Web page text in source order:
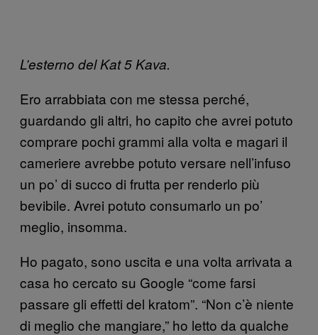
L’esterno del Kat 5 Kava.
Ero arrabbiata con me stessa perché,
guardando gli altri, ho capito che avrei potuto
comprare pochi grammi alla volta e magari il
cameriere avrebbe potuto versare nell’infuso
un po’ di succo di frutta per renderlo più
bevibile. Avrei potuto consumarlo un po’
meglio, insomma.
Ho pagato, sono uscita e una volta arrivata a
casa ho cercato su Google “come farsi
passare gli effetti del kratom”. “Non c’è niente
di meglio che mangiare,” ho letto da qualche